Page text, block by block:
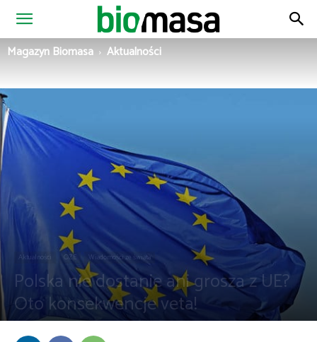
Magazyn
Magazyn Biomasa Aktualności
Aktualności OZE Wiadomości ze świata
Polska nie dostanie ani grosza z UE?
Oto konsekwencje veta!